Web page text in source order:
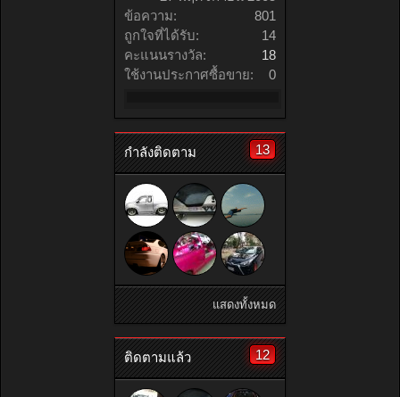
ข้อความ:
801
ถูกใจที่ได้รับ:
14
คะแนนรางวัล:
18
ใช้งานประกาศซื้อขาย:
0
กำลังติดตาม 13
แสดงทั้งหมด
ติดตามแล้ว 12